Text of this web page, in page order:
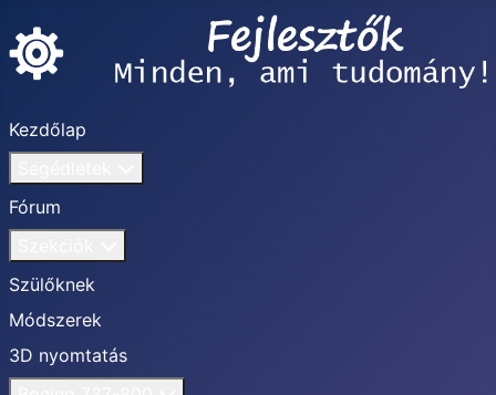
Kezdőlap
Fórum
Szülőknek
Módszerek
3D nyomtatás